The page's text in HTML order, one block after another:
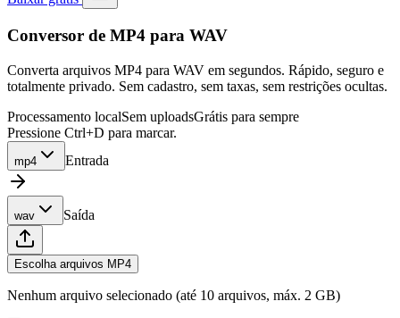
Conversor de MP4 para WAV
Converta arquivos MP4 para WAV em segundos. Rápido, seguro e
totalmente privado. Sem cadastro, sem taxas, sem restrições ocultas.
Processamento localSem uploadsGrátis para sempre
Pressione Ctrl+D para marcar.
mp4 Entrada
wav Saída
Escolha arquivos MP4
Nenhum arquivo selecionado (até 10 arquivos, máx. 2 GB)